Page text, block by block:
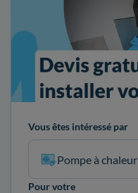
Vous êtes intéressé par
Pompe à chaleur
Pour votre